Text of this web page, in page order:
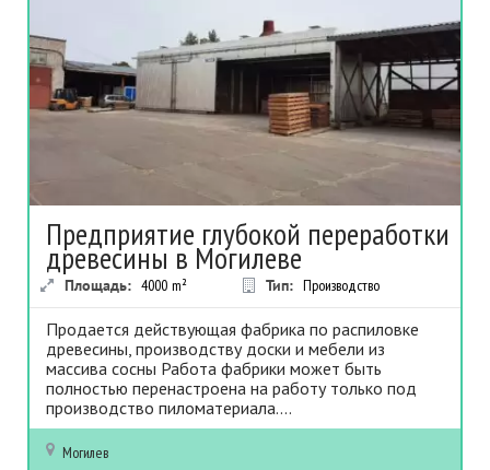
Предприятие глубокой переработки
древесины в Могилеве
Площадь: 4000 m² Тип: Производство
Продается действующая фабрика по распиловке
древесины, производству доски и мебели из
массива сосны Работа фабрики может быть
полностью перенастроена на работу только под
производство пиломатериала....
Могилев